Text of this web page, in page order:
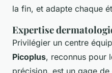
la fin, et adapte chaque
Expertise
Privilégier un centre
Picoplus, reconnus pour
précision, est un gage